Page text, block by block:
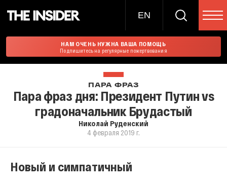
EN
НАМ ОЧЕНЬ НУЖНА ВАША ПОМОЩЬ
Подпишитесь на регулярные пожертвования
ПАРА ФРАЗ
Пара фраз дня: Президент Путин vs
градоначальник Брудастый
Николай Руденский
4 февраля 2019 г.
Новый и симпатичный